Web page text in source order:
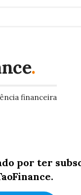
.
financeira
por ter